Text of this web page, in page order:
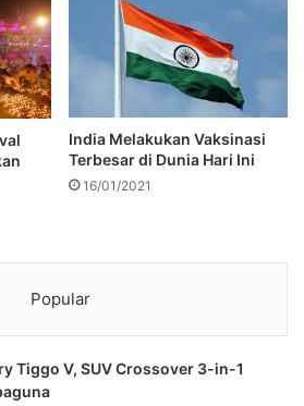
India Melakukan Vaksinasi
Terbesar di Dunia Hari Ini
16/01/2021
Popular
Tiggo V, SUV Crossover 3-in-1